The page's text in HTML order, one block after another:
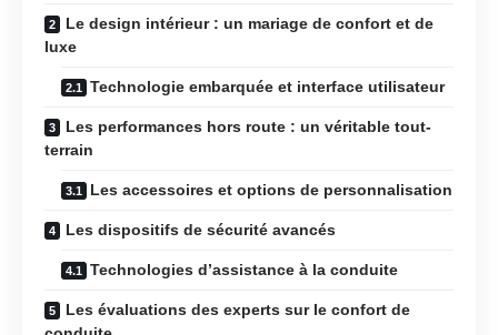
Le design intérieur : un mariage de confort et de
luxe
Technologie embarquée et interface utilisateur
Les performances hors route : un véritable tout-
terrain
Les accessoires et options de personnalisation
Les dispositifs de sécurité avancés
Technologies d’assistance à la conduite
Les évaluations des experts sur le confort de